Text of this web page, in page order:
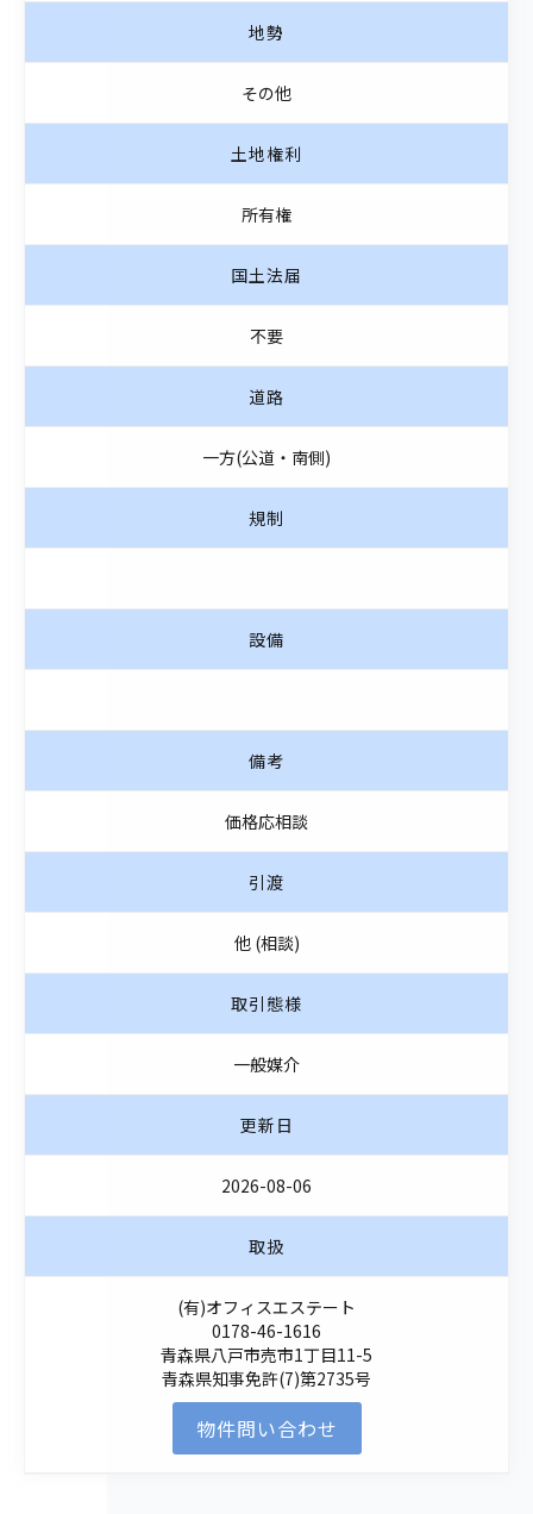
地勢
その他
土地権利
所有権
国土法届
不要
道路
一方(公道・南側)
規制
設備
備考
価格応相談
引渡
他 (相談)
取引態様
一般媒介
更新日
2026-08-06
取扱
(有)オフィスエステート
0178-46-1616
青森県八戸市売市1丁目11-5
青森県知事免許(7)第2735号
物件問い合わせ